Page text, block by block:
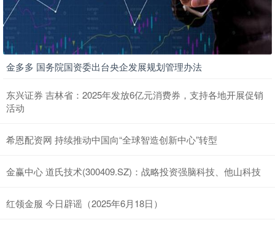
金多多 国务院国资委出台央企发展规划管理办法
东兴证券 吉林省：2025年发放6亿元消费券，支持各地开展促销
活动
希恩配资网 持续推动中国向“全球智造创新中心”转型
金赢中心 道氏技术(300409.SZ)：战略投资强脑科技、他山科技
红领金服 今日辟谣（2025年6月18日）